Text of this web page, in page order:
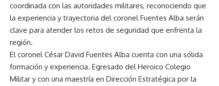
coordinada con las autoridades militares, reconociendo que
la experiencia y trayectoria del coronel Fuentes Alba serán
clave para atender los retos de seguridad que enfrenta la
región.
El coronel César David Fuentes Alba cuenta con una sólida
formación y experiencia. Egresado del Heroico Colegio
Militar y con una maestría en Dirección Estratégica por la